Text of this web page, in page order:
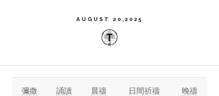
AUGUST 20,2025
彌撒 誦讀 晨禱 日間祈禱 晚禱